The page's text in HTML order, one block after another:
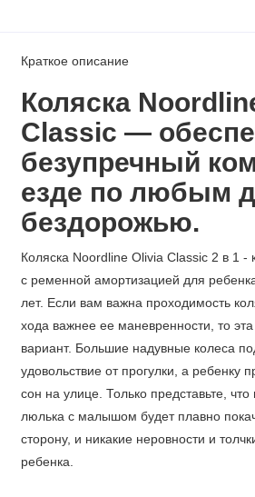
Краткое описание
Коляска
Classic —
безупречный
езде по любым
бездорожью.
Коляска Noordline Olivia Classic 2 в 1 -
с ременной амортизацией для
лет. Если вам важна проходимость
хода важнее ее маневренности, то
вариант. Большие надувные колеса
удовольствие от прогулки, а ребенку
сон на улице. Только представьте, что
люлька с малышом будет плавно
сторону, и никакие неровности и
ребенка.